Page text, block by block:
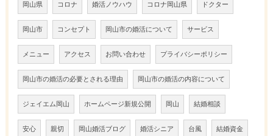
岡山県 コロナ 婚活ノウハウ コロナ岡山県 ドクター
岡山市 コンセプト 岡山市の婚活について サービス
メニュー アクセス お問い合わせ プライバシーポリシー
岡山市の婚活の必要とされる理由 岡山市の婚活の内容について
ジェイエム岡山 ホームページ新規公開 岡山 結婚相談
安心 親切 岡山婚活ブログ 婚活シニア 台風 結婚資金